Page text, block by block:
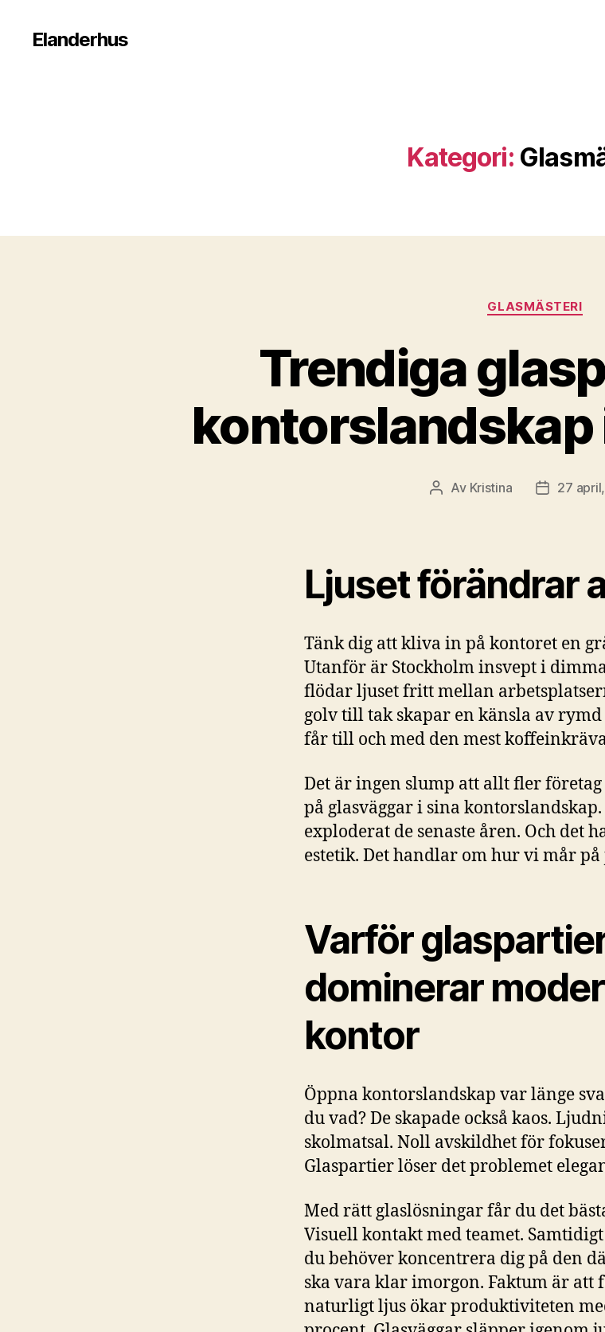
Elanderhus
Kategori:
Kategorier
GLASMÄSTERI
Trendiga
kontorslandskap
Inläggsförfattare
Av Kristina 27
Ljuset förändrar
Tänk dig att kliva in på kontoret en
Utanför är Stockholm insvept i
flödar ljuset fritt mellan
golv till tak skapar en känsla av rymd
får till och med den mest
Det är ingen slump att allt fler
på glasväggar i sina
exploderat de senaste åren. Och det
estetik. Det handlar om hur vi mår på
Varför
dominerar
kontor
Öppna kontorslandskap var länge
du vad? De skapade också kaos.
skolmatsal. Noll avskildhet för
Glaspartier löser det problemet
Med rätt glaslösningar får du det
Visuell kontakt med teamet.
du behöver koncentrera dig på den
ska vara klar imorgon. Faktum är att
naturligt ljus ökar produktiviteten